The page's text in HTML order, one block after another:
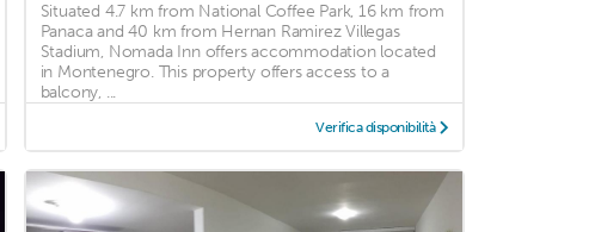
Situated 4.7 km from National Coffee Park, 16 km from
Panaca and 40 km from Hernan Ramirez Villegas
Stadium, Nomada Inn offers accommodation located
in Montenegro. This property offers access to a
balcony, ...
Verifica disponibilità